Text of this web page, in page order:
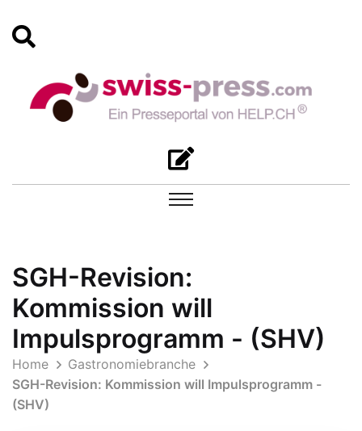
SGH-Revision:
Kommission will
Impulsprogramm - (SHV)
Home
Gastronomiebranche
SGH-Revision: Kommission will Impulsprogramm -
(SHV)